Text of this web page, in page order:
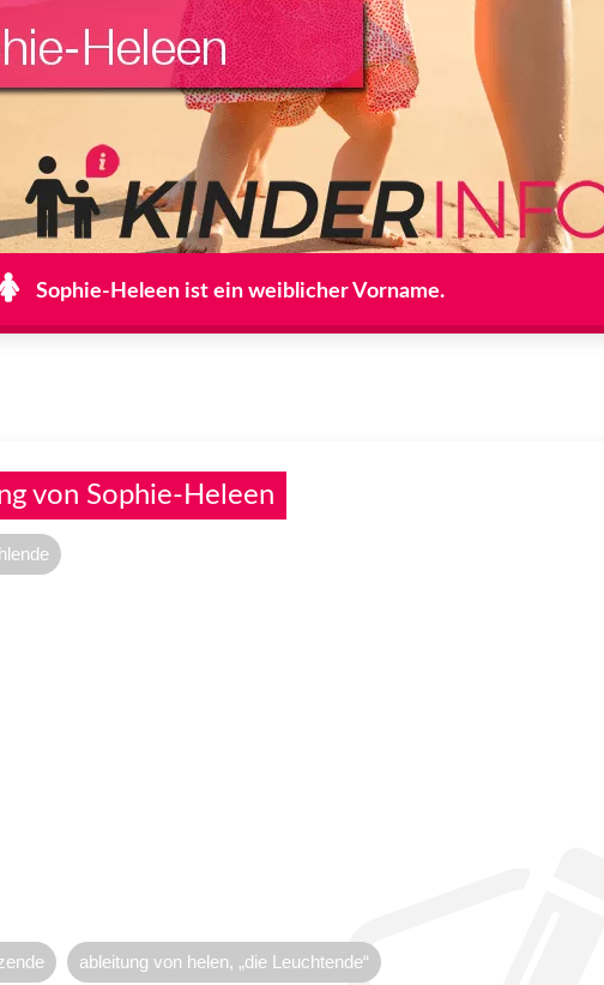
Sophie-Heleen ist ein weiblicher Vorname.
von Sophie-Heleen
ableitung von helen, „die Leuchtende“